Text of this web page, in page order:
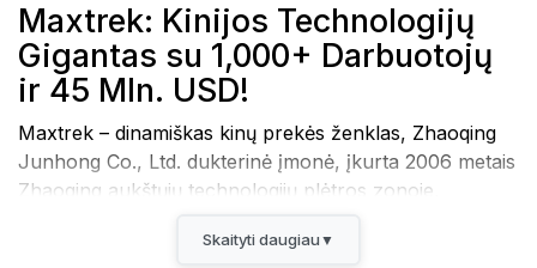
Maxtrek: Kinijos Technologijų
Gigantas su 1,000+ Darbuotojų
ir 45 Mln. USD!
Maxtrek – dinamiškas kinų prekės ženklas, Zhaoqing
Junhong Co., Ltd. dukterinė įmonė, įkurta 2006 metais
Zhaoqing aukštųjų technologijų plėtros zonoje,
darbuotojų ir 45 milijonų USD registruotu kapitalu,
Skaityti daugiau ▼